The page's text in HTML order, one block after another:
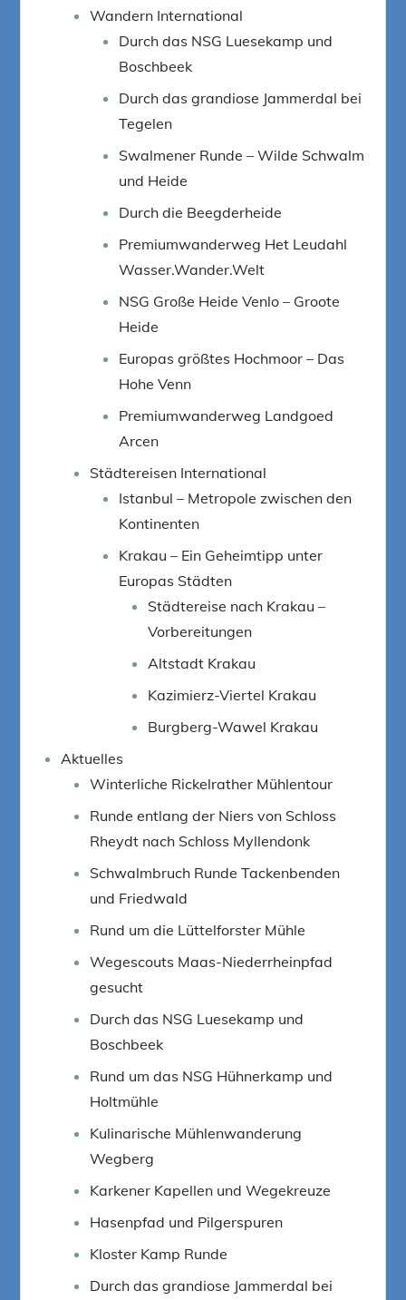
Wandern International
Durch das NSG Luesekamp und
Boschbeek
Durch das grandiose Jammerdal bei
Tegelen
Swalmener Runde – Wilde Schwalm
und Heide
Durch die Beegderheide
Premiumwanderweg Het Leudahl
Wasser.Wander.Welt
NSG Große Heide Venlo – Groote
Heide
Europas größtes Hochmoor – Das
Hohe Venn
Premiumwanderweg Landgoed
Arcen
Städtereisen International
Istanbul – Metropole zwischen den
Kontinenten
Krakau – Ein Geheimtipp unter
Europas Städten
Städtereise nach Krakau –
Vorbereitungen
Altstadt Krakau
Kazimierz-Viertel Krakau
Burgberg-Wawel Krakau
Aktuelles
Winterliche Rickelrather Mühlentour
Runde entlang der Niers von Schloss
Rheydt nach Schloss Myllendonk
Schwalmbruch Runde Tackenbenden
und Friedwald
Rund um die Lüttelforster Mühle
Wegescouts Maas-Niederrheinpfad
gesucht
Durch das NSG Luesekamp und
Boschbeek
Rund um das NSG Hühnerkamp und
Holtmühle
Kulinarische Mühlenwanderung
Wegberg
Karkener Kapellen und Wegekreuze
Hasenpfad und Pilgerspuren
Kloster Kamp Runde
Durch das grandiose Jammerdal bei